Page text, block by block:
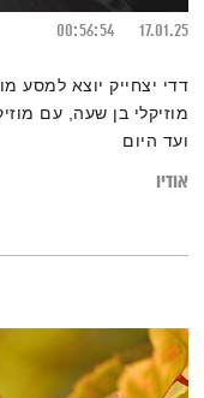
17.01.25
00:56:54
דדי יצחייק יוצא למסע
מוזיקלי בן שעה, עם
ועד היום
אודיו